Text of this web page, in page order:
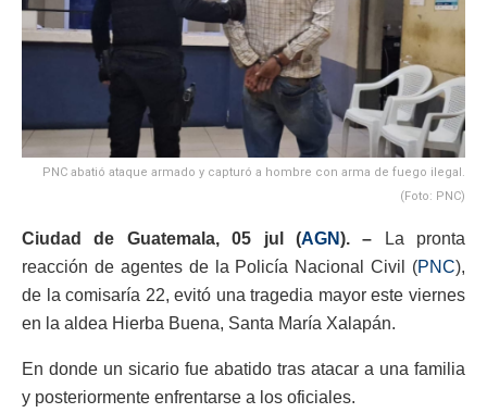
PNC abatió ataque armado y capturó a hombre con arma de fuego ilegal.
(Foto: PNC)
Ciudad de Guatemala, 05 jul (AGN). – La pronta
reacción de agentes de la Policía Nacional Civil (PNC),
de la comisaría 22, evitó una tragedia mayor este viernes
en la aldea Hierba Buena, Santa María Xalapán.
En donde un sicario fue abatido tras atacar a una familia
y posteriormente enfrentarse a los oficiales.